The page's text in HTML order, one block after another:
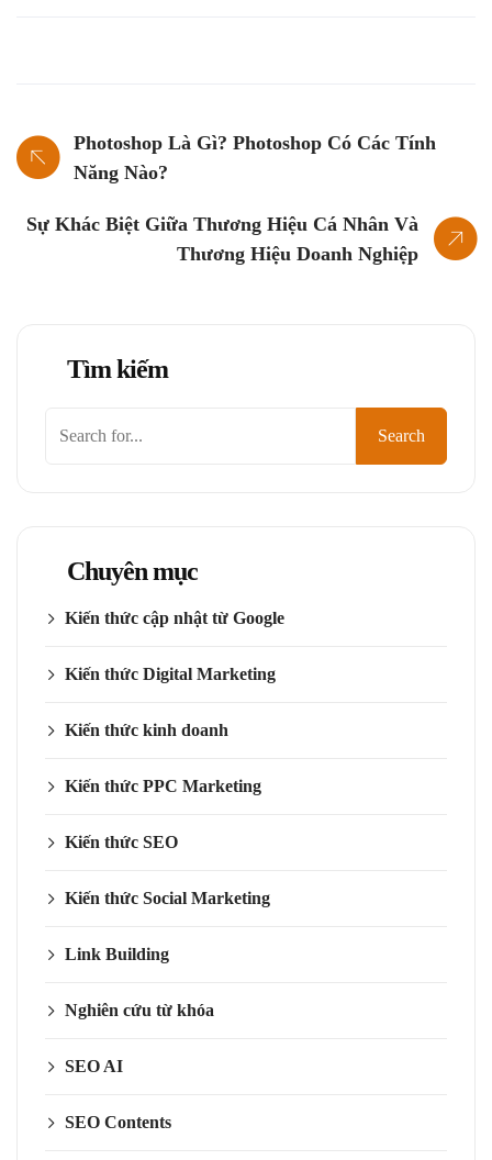
Photoshop Là Gì? Photoshop Có Các Tính
Năng Nào?
Sự Khác Biệt Giữa Thương Hiệu Cá Nhân Và
Thương Hiệu Doanh Nghiệp
Tìm kiếm
Search
Chuyên mục
Kiến thức cập nhật từ Google
Kiến thức Digital Marketing
Kiến thức kinh doanh
Kiến thức PPC Marketing
Kiến thức SEO
Kiến thức Social Marketing
Link Building
Nghiên cứu từ khóa
SEO AI
SEO Contents